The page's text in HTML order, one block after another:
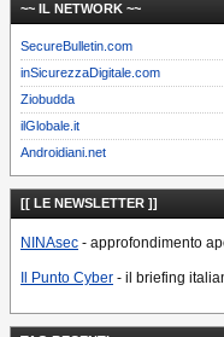
~~ IL NETWORK ~~
SecureBulletin.com
inSicurezzaDigitale.com
Ziobudda
ilGlobale.it
Androidiani.net
[[ LE NEWSLETTER ]]
NINAsec - approfondimento
Il Punto Cyber - il briefing